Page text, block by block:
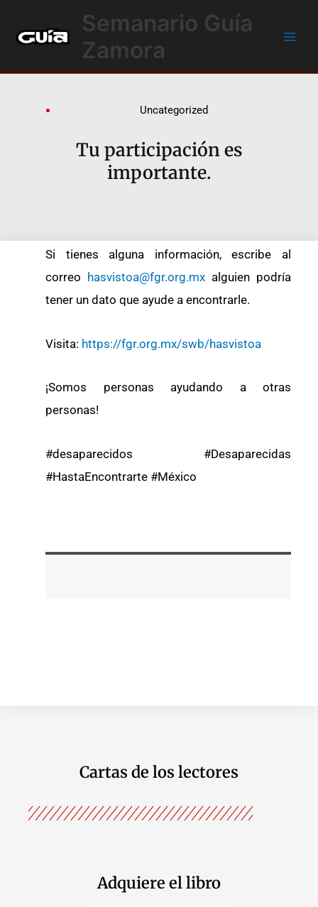
contenido
Semanario Guía
Zamora
Uncategorized
Tu participación es
importante.
Si tienes alguna información, escribe al
correo hasvistoa@fgr.org.mx alguien podría
tener un dato que ayude a encontrarle.
Visita: https://fgr.org.mx/swb/hasvistoa
¡Somos personas ayudando a otras
personas!
#desaparecidos #Desaparecidas
#HastaEncontrarte #México
Cartas de los lectores
Adquiere el libro